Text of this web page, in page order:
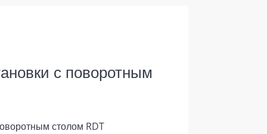
с поворотным
столом RDT